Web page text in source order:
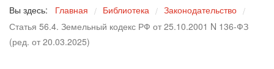
Вы здесь: Главная / Библиотека / Законодательство /
Статья 56.4. Земельный кодекс РФ от 25.10.2001 N 136-ФЗ
(ред. от 20.03.2025)